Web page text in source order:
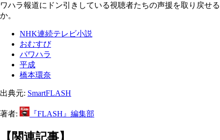
ワハラ報道にドン引きしている視聴者たちの声援を取り戻せる
か。
NHK連続テレビ小説
おむすび
パワハラ
平成
橋本環奈
出典元: SmartFLASH
著者: 『FLASH』編集部
【関連記事】